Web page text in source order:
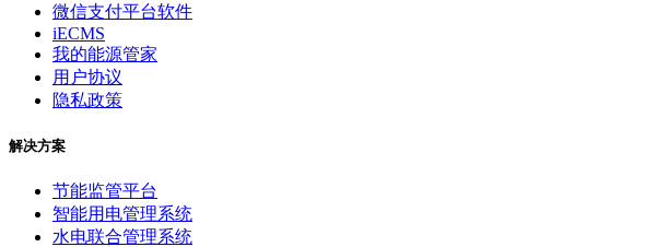
微信支付平台软件
iECMS
我的能源管家
用户协议
隐私政策
解决方案
节能监管平台
智能用电管理系统
水电联合管理系统